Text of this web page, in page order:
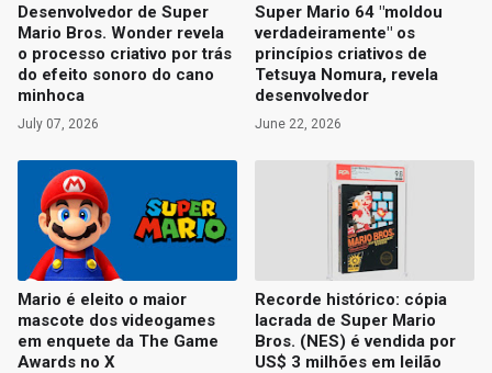
Desenvolvedor de Super
Mario Bros. Wonder revela
o processo criativo por trás
do efeito sonoro do cano
minhoca
July 07, 2026
Super Mario 64 "moldou
verdadeiramente" os
princípios criativos de
Tetsuya Nomura, revela
desenvolvedor
June 22, 2026
Mario é eleito o maior
mascote dos videogames
em enquete da The Game
Awards no X
Recorde histórico: cópia
lacrada de Super Mario
Bros. (NES) é vendida por
US$ 3 milhões em leilão